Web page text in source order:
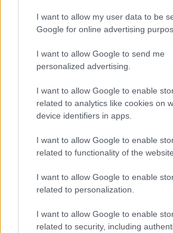
I want to allow my user data to be
Google for online advertising
I want to allow Google to send me
personalized advertising.
I want to allow Google to enable
related to analytics like cookies on
device identifiers in apps.
I want to allow Google to enable
related to functionality of the
I want to allow Google to enable
related to personalization.
I want to allow Google to enable
related to security, including
Prestiti per le vacanze: chi li